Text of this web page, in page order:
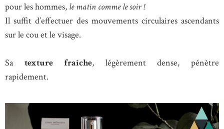
pour les hommes, le matin comme le soir !
Il suffit d’effectuer des mouvements circulaires ascendants
sur le cou et le visage.
Sa texture fraîche, légèrement dense, pénètre
rapidement.